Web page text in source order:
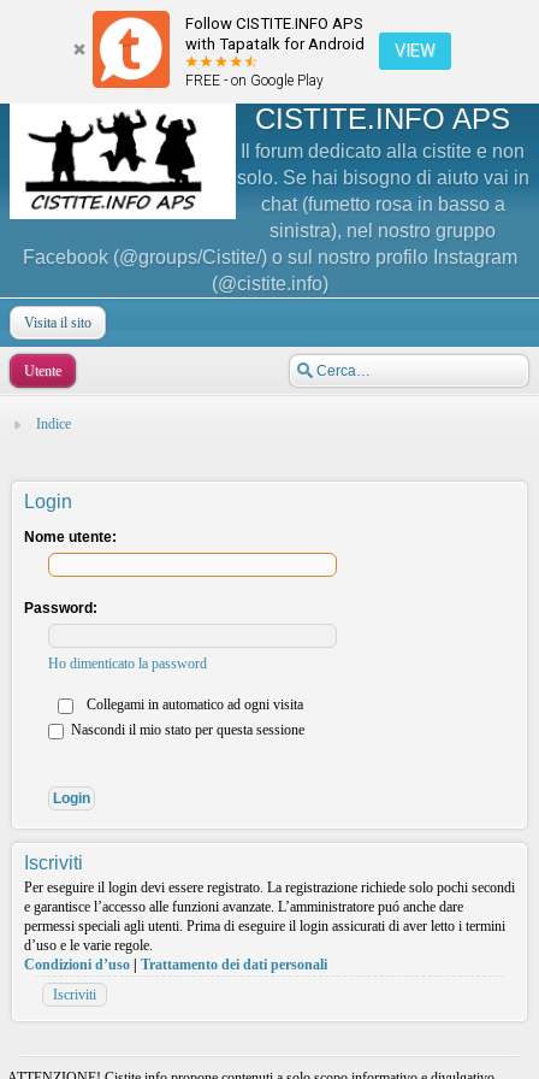
Follow CISTITE.INFO APS
with Tapatalk for Android
FREE - on Google Play
VIEW
CISTITE.INFO APS
Il forum dedicato alla cistite e non
solo. Se hai bisogno di aiuto vai in
chat (fumetto rosa in basso a
sinistra), nel nostro gruppo
Facebook (@groups/Cistite/) o sul nostro profilo Instagram
(@cistite.info)
Visita il sito
Utente
Indice
Login
Nome utente:
Password:
Ho dimenticato la password
Collegami in automatico ad ogni visita
Nascondi il mio stato per questa sessione
Iscriviti
Per eseguire il login devi essere registrato. La registrazione richiede solo pochi secondi
e garantisce l’accesso alle funzioni avanzate. L’amministratore puó anche dare
permessi speciali agli utenti. Prima di eseguire il login assicurati di aver letto i termini
d’uso e le varie regole.
Condizioni d’uso
Trattamento dei dati personali
Iscriviti